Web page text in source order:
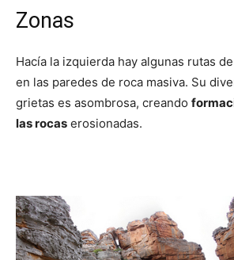
Zonas
Hacía la izquierda hay algunas rutas
en las paredes de roca masiva. Su
grietas es asombrosa, creando
las rocas erosionadas.